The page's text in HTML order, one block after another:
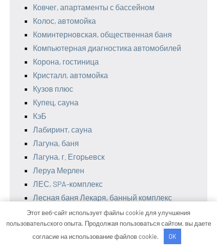
Ковчег, апартаменты с бассейном
Колос, автомойка
Коминтерновская, общественная баня
Компьютерная диагностика автомобилей
Корона, гостиница
Кристалл, автомойка
Кузов плюс
Купец, сауна
КэБ
Лабиринт, сауна
Лагуна, баня
Лагуна, г. Егорьевск
Леруа Мерлен
ЛЕС, SPA-комплекс
Лесная баня Лекаря, банный комплекс
Лидер
Лидия Люкс, банный комплекс
Лотос, сауна
Этот веб-сайт использует файлы cookie для улучшения
пользовательского опыта. Продолжая пользоваться сайтом, вы даете
согласие на использование файлов cookie.
OK